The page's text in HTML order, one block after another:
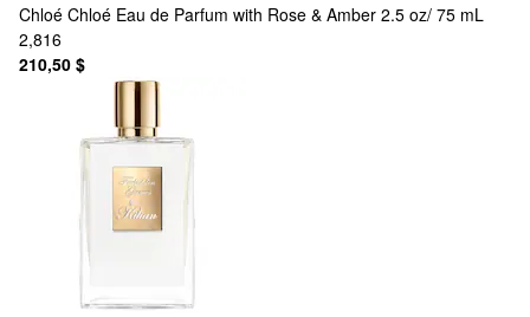
Chloé Chloé Eau de Parfum with Rose & Amber 2.5 oz/ 75 mL
2,816
210,50 $